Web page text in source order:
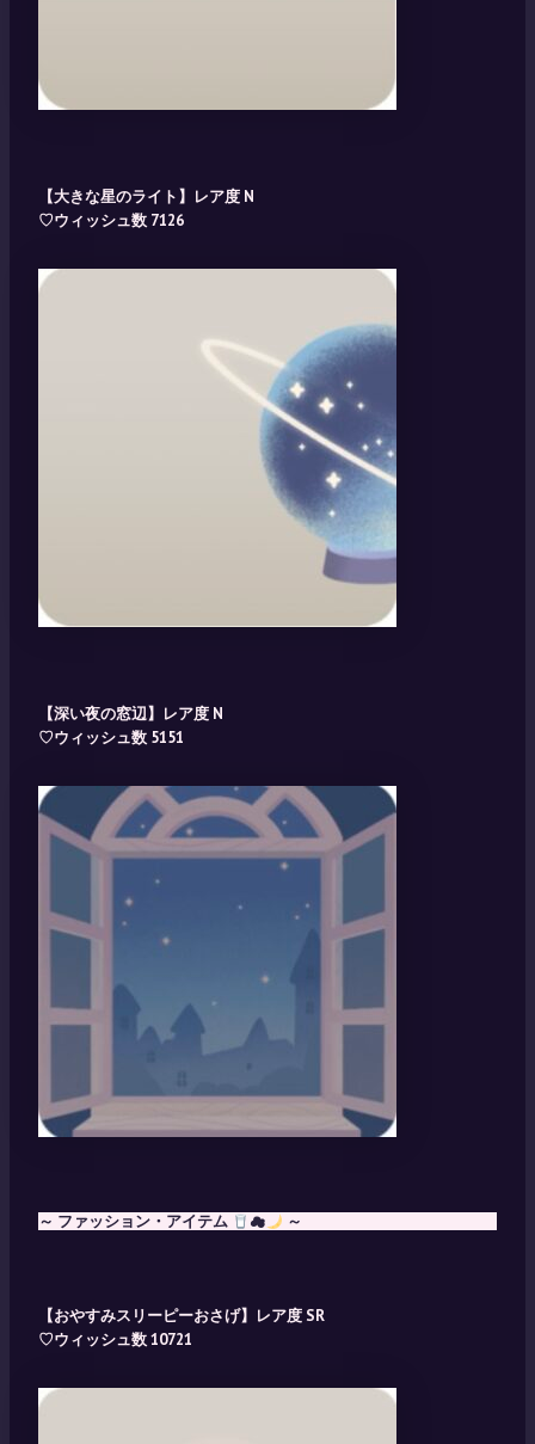
【大きな星のライト】レア度 N
♡ウィッシュ数 7126
【深い夜の窓辺】レア度 N
♡ウィッシュ数 5151
～ ファッション・アイテム ☁ ～
【おやすみスリーピーおさげ】レア度 SR
♡ウィッシュ数 10721